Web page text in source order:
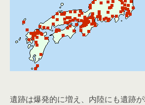
遺跡は爆発的に増え、内陸にも遺跡